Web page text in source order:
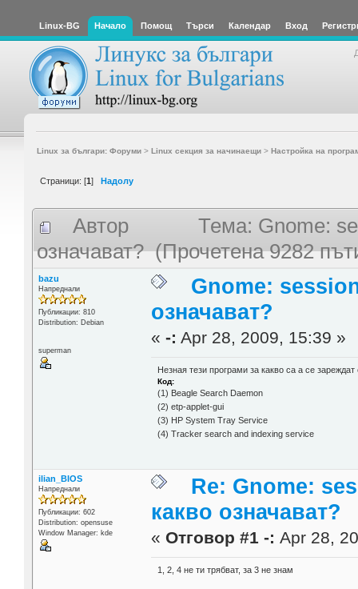
Linux-BG Начало Помощ Търси Календар Вход
Linux за българи: Форуми> Linux секция за начинаещи> Настройка на
Страници: [1] Надолу
Автор
Тема: Gnome:
означават? (Прочетена 9282
bazu
Напреднали
Публикации: 810
Distribution: Debian
superman
Gnome:
означават?
«-: Apr 28, 2009, 15:39 »
Незная тези програми за какво са а се
Код:
(1) Beagle Search Daemon
(2) etp-applet-gui
(3) HP System Tray Service
(4) Tracker search and indexing service
ilian_BIOS
Напреднали
Публикации: 602
Distribution: opensuse
Window Manager: kde
Re: Gnome:
какво означават?
« Отговор #1 -: Apr 28,
1, 2, 4 не ти трябват, за 3 не знам